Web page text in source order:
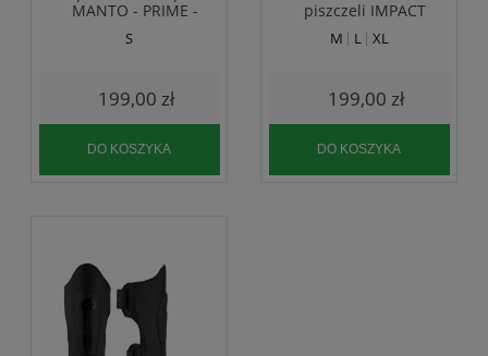
MANTO - PRIME -
S
199,00 zł
DO KOSZYKA
piszczeli IMPACT
czarne
M L XL
199,00 zł
DO KOSZYKA